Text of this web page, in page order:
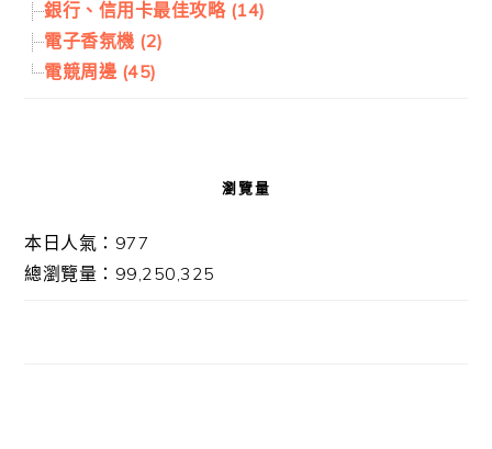
銀行、信用卡最佳攻略 (14)
電子香氛機 (2)
電競周邊 (45)
瀏覽量
本日人氣：977
總瀏覽量：99,250,325